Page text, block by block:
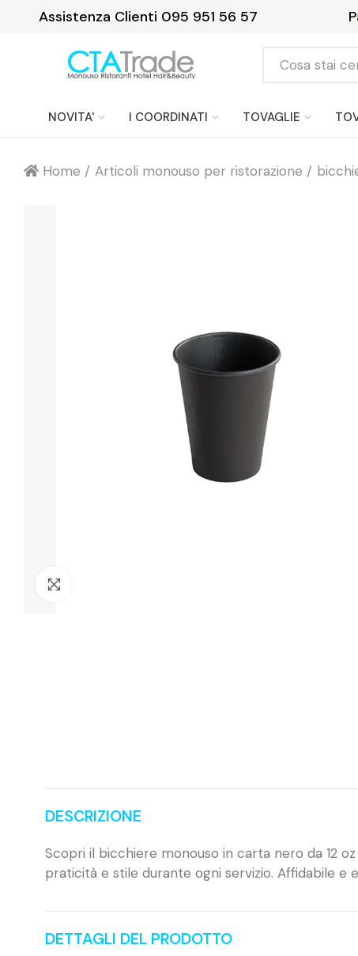
Assistenza Clienti 095 951 56 57
NOVITA' I COORDINATI TOVAGLIE
Home Articoli monouso per ristorazione
DESCRIZIONE
Scopri il bicchiere monouso in carta nero da 12
praticità e stile durante ogni servizio. Affidabile
DETTAGLI DEL PRODOTTO